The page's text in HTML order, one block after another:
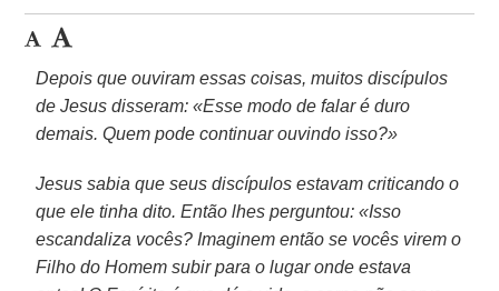
Depois que ouviram essas coisas, muitos discípulos
de Jesus disseram: «Esse modo de falar é duro
demais. Quem pode continuar ouvindo isso?»
Jesus sabia que seus discípulos estavam criticando o
que ele tinha dito. Então lhes perguntou: «Isso
escandaliza vocês? Imaginem então se vocês viremo
Filho do Homem subir para o lugar onde estava